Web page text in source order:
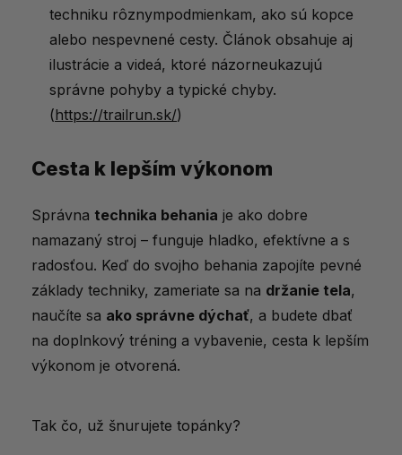
techniku rôznympodmienkam, ako sú kopce
alebo nespevnené cesty. Článok obsahuje aj
ilustrácie a videá, ktoré názorneukazujú
správne pohyby a typické chyby.
(https://trailrun.sk/)
Cesta k lepším výkonom
Správna technika behania je ako dobre
namazaný stroj – funguje hladko, efektívne a s
radosťou. Keď do svojho behania zapojíte pevné
základy techniky, zameriate sa na držanie tela,
naučíte sa ako správne dýchať, a budete dbať
na doplnkový tréning a vybavenie, cesta k lepším
výkonom je otvorená.
Tak čo, už šnurujete topánky?